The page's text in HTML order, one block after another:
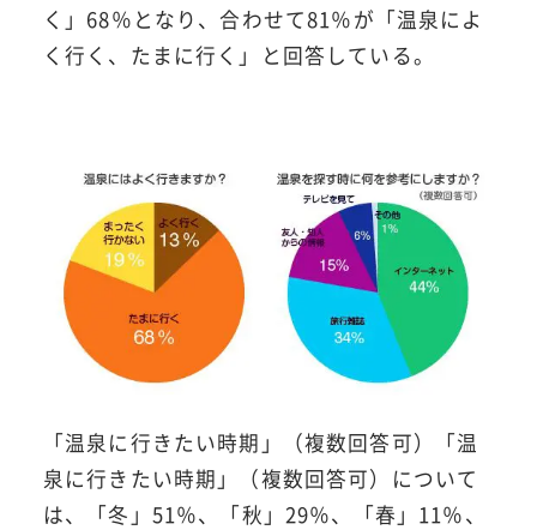
く」68％となり、合わせて81％が「温泉によ
く行く、たまに行く」と回答している。
「温泉に行きたい時期」（複数回答可）「温
泉に行きたい時期」（複数回答可）について
は、「冬」51％、「秋」29％、「春」11％、